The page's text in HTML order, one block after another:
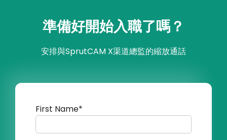
準備好開始入職了嗎？
安排與SprutCAM X渠道總監的縮放通話
First Name*